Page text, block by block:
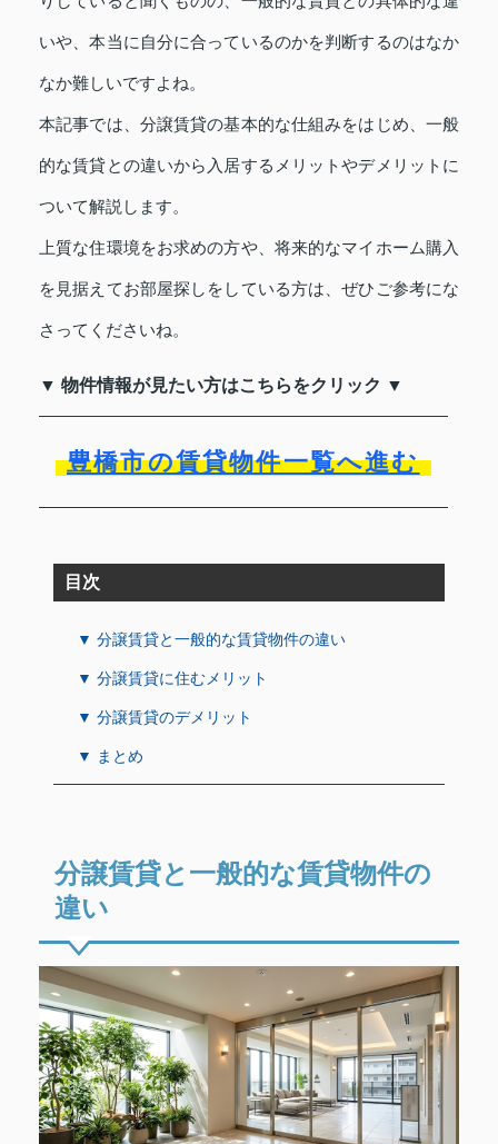
いや、本当に自分に合っているのかを判断するのはなか
なか難しいですよね。
本記事では、分譲賃貸の基本的な仕組みをはじめ、一般
的な賃貸との違いから入居するメリットやデメリットに
ついて解説します。
上質な住環境をお求めの方や、将来的なマイホーム購入
を見据えてお部屋探しをしている方は、ぜひご参考にな
さってくださいね。
▼ 物件情報が見たい方はこちらをクリック ▼
豊橋市の賃貸物件一覧へ進む
目次
▼ 分譲賃貸と一般的な賃貸物件の違い
▼ 分譲賃貸に住むメリット
▼ 分譲賃貸のデメリット
▼ まとめ
分譲賃貸と一般的な賃貸物件の
違い